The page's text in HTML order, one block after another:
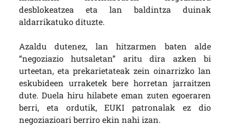
desblokeatzea eta lan baldintza duinak
aldarrikatuko dituzte.
Azaldu dutenez, lan hitzarmen baten alde
“negoziazio hutsaletan” aritu dira azken bi
urteetan, eta prekarietateak zein oinarrizko lan
eskubideen urraketek bere horretan jarraitzen
dute. Duela hiru hilabete eman zuten egoeraren
berri, eta ordutik, EUKI patronalak ez dio
negoziazioari berriro ekin nahi izan.